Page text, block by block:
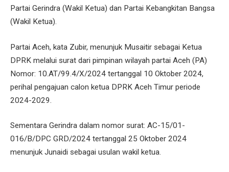
Partai Gerindra (Wakil Ketua) dan Partai Kebangkitan Bangsa
(Wakil Ketua).
Partai Aceh, kata Zubir, menunjuk Musaitir sebagai Ketua
DPRK melalui surat dari pimpinan wilayah partai Aceh (PA)
Nomor: 10.AT/99.4/X/2024 tertanggal 10 Oktober 2024,
perihal pengajuan calon ketua DPRK Aceh Timur periode
2024-2029.
Sementara Gerindra dalam nomor surat: AC-15/01-
016/B/DPC GRD/2024 tertanggal 25 Oktober 2024
menunjuk Junaidi sebagai usulan wakil ketua.